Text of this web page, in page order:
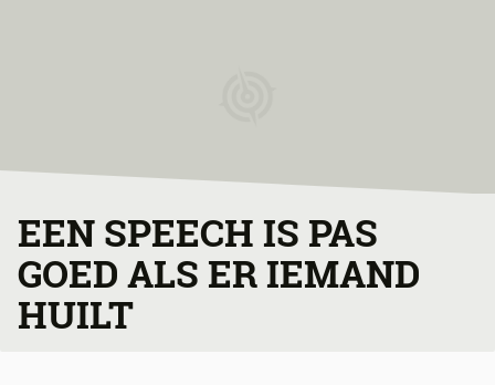
EEN SPEECH IS PAS
GOED ALS ER IEMAND
HUILT